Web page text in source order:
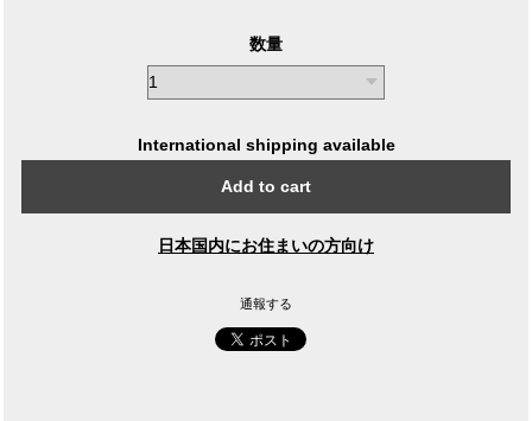
数量
International shipping available
Add to cart
日本国内にお住まいの方向け
通報する